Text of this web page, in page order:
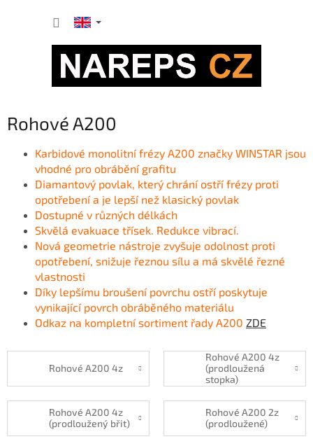
Rohové A200
Karbidové monolitní frézy A200 značky WINSTAR jsou
vhodné pro obrábění grafitu
Diamantový povlak, který chrání ostří frézy proti
opotřebení a je lepší než klasický povlak
Dostupné v různých délkách
Skvělá evakuace třísek. Redukce vibrací.
Nová geometrie nástroje zvyšuje odolnost proti
opotřebení, snižuje řeznou sílu a má skvělé řezné
vlastnosti
Díky lepšímu broušení povrchu ostří poskytuje
vynikající povrch obráběného materiálu
Odkaz na kompletní sortiment řady A200 ZDE
Rohové A200 4z
Rohové A200 4z
(prodloužená
stopka)
Rohové A200 4z
(prodloužený břit)
Rohové A200 2z
(prodloužené)